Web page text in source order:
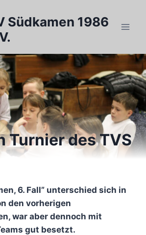
Südkamen 1986
Turnier des TVS
6. Fall” unterschied sich in
den vorherigen
war aber dennoch mit
gut besetzt.